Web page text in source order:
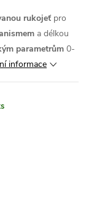
rukojeť pro
a délkou
parametrům 0-
informace